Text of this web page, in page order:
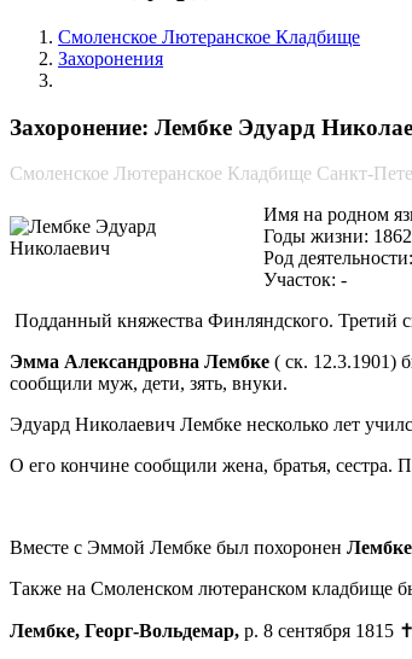
Смоленское Лютеранское Кладбище
Захоронения
Захоронение: Лембке Эдуард
Смоленское Лютеранское Кладбище Санкт-
Имя на родном
Годы жизни:
Род
Участок: -
Подданный княжества Финляндского.
Эмма Александровна Лембке ( ск. 12.3.1901)
сообщили муж, дети, зять, внуки.
Эдуард Николаевич Лембке несколько лет
О его кончине сообщили жена, братья, сестра.
Вместе с Эммой Лембке был похоронен
Также на Смоленском лютеранском кладбище
Лембке, Георг-Вольдемар, р. 8 сентября 1815